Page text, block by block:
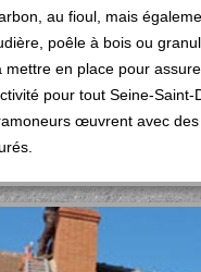
au fioul, mais
poêle à bois ou
mettre en place pour
pour tout Seine-Saint-
œuvrent avec